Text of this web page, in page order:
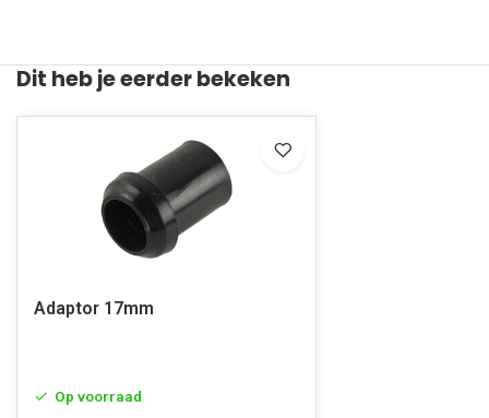
Dit heb je eerder bekeken
Adaptor 17mm
Op voorraad